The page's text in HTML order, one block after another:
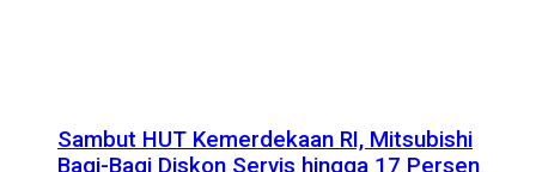
Sambut HUT Kemerdekaan RI, Mitsubishi
Bagi-Bagi Diskon Servis hingga 17 Persen